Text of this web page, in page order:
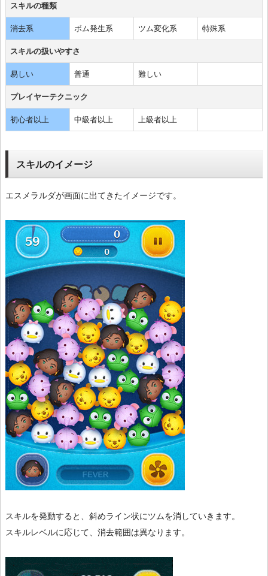
スキルの種類
消去系 ボム発生系 ツム変化系 特殊系
スキルの扱いやすさ
易しい 普通 難しい
プレイヤーテクニック
初心者以上 中級者以上 上級者以上
スキルのイメージ
エスメラルダが画面に出てきたイメージです。
スキルを発動すると、斜めライン状にツムを消していきます。
スキルレベルに応じて、消去範囲は異なります。